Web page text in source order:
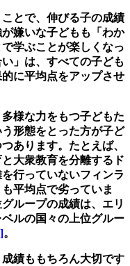
とで、伸びる子の成績
嫌いな子どもも「わか
学ぶことが楽しくなっ
」は、すべての子ども
に平均点をアップさせ
様な力をもつ子どもた
形態をとった方が子ど
あります。たとえば、
大衆教育を分離するド
行っていないフィンラ
平均点で劣っていま
ループの成績は、エリ
ルの国々の上位グルー
。
績ももちろん大切です